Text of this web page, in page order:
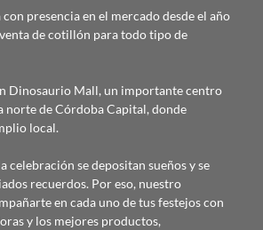
con presencia en el mercado desde el año
de cotillón para todo tipo de
Dinosaurio Mall, un importante centro
norte de Córdoba Capital, donde
local.
celebración se depositan sueños y se
recuerdos. Por eso, nuestro
en cada uno de tus festejos con
y los mejores productos,